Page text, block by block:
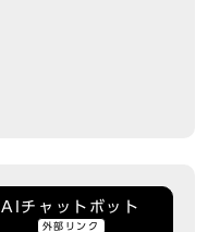
AIチャットボット
外部リンク